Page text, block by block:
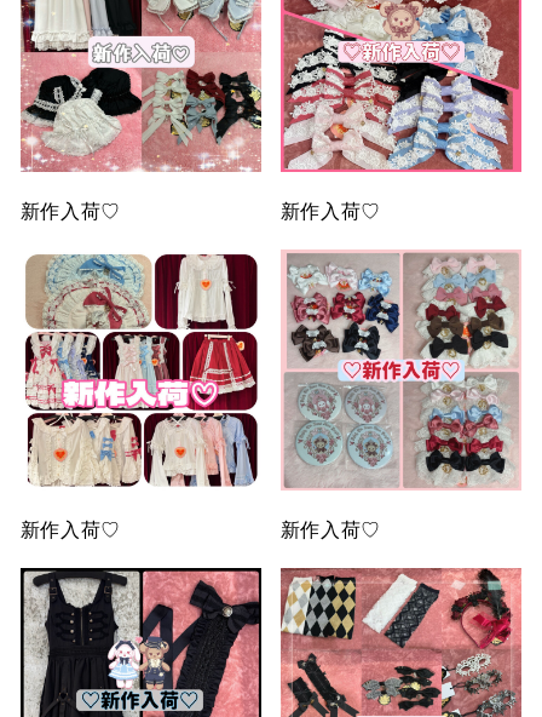
新作入荷♡ 新作入荷♡
新作入荷♡ 新作入荷♡